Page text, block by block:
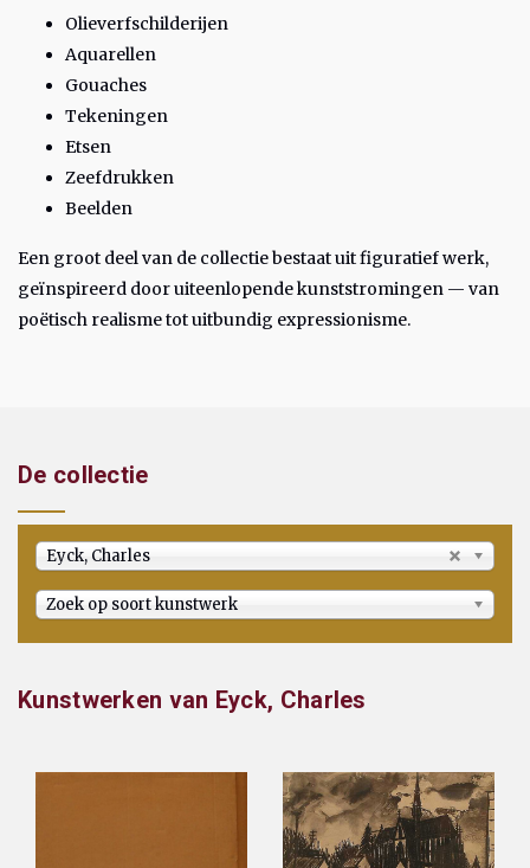
Olieverfschilderijen
Aquarellen
Gouaches
Tekeningen
Etsen
Zeefdrukken
Beelden
Een groot deel van de collectie bestaat uit figuratief werk,
geïnspireerd door uiteenlopende kunststromingen — van
poëtisch realisme tot uitbundig expressionisme.
De collectie
Eyck, Charles
Zoek op soort kunstwerk
Kunstwerken van Eyck, Charles